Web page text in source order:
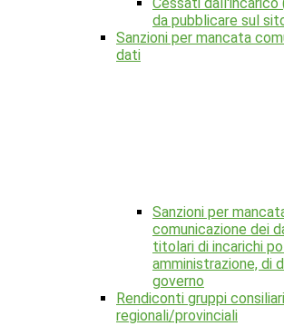
da pubblicare sul
Sanzioni per mancata
dati
Sanzioni per
comunicazione dei
titolari di incarichi
amministrazione, di
governo
Rendiconti gruppi consiliari
regionali/provinciali